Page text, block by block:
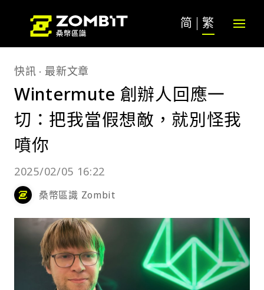
简 繁
快訊 最新文章
Wintermute 創辦人回應一
切：把我當假想敵，就別怪我
噴你
2025/02/05 16:22
桑幣區識 Zombit